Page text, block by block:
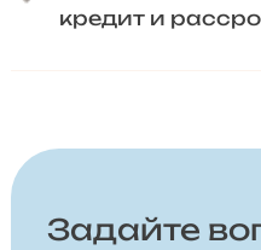
кредит и
Задайте